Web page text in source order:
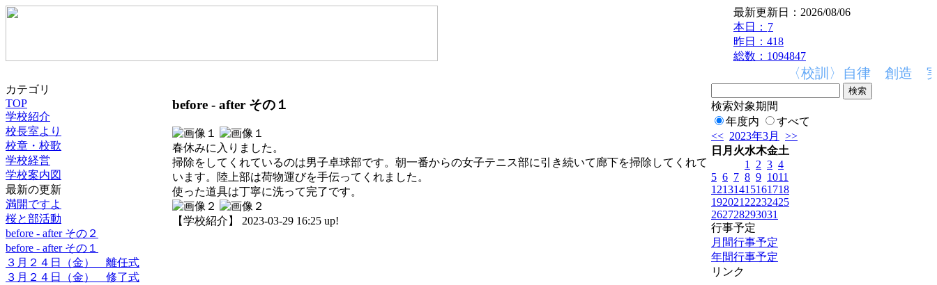
最新更新日：2026/08/06
本日： 7
昨日：418
総数：1094847
〈校訓〉自律 創造 実
カテゴリ
TOP
学校紹介
校長室より
校章・校歌
学校経営
学校案内図
最新の更新
満開ですよ
桜と部活動
before - after その２
before - after その１
３月２４日（金） 離任式
３月２４日（金） 修了式
before - after その１
春休みに入りました。
掃除をしてくれているのは男子卓球部です。朝一番からの女子テニス部に引き続いて廊下を掃除してくれて
います。陸上部は荷物運びを手伝ってくれました。
使った道具は丁寧に洗って完了です。
【学校紹介】 2023-03-29 16:25 up!
検索対象期間
年度内
すべて
<< 2023年3月
>>
日 月 火水木金土
1
2 3 4
5 6 7 8 9 1011
12131415161718
192021 22232425
262728293031
行事予定
月間行事予定
年間行事予定
リンク